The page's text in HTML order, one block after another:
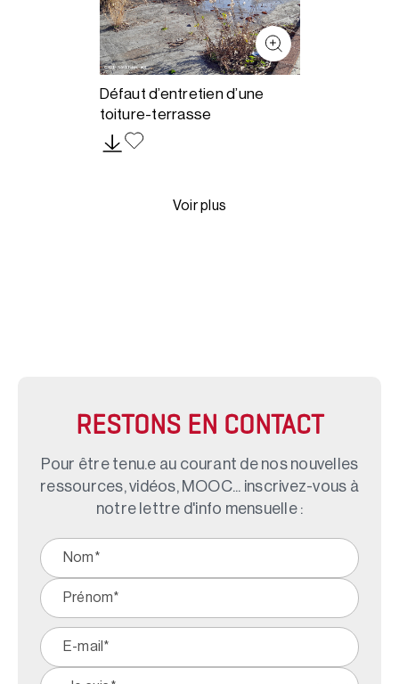
Défaut d’entretien d’une
toiture-terrasse
Voir plus
RESTONS EN CONTACT
Pour être tenu.e au courant de nos nouvelles
ressources, vidéos, MOOC... inscrivez-vous à
notre lettre d'info mensuelle :